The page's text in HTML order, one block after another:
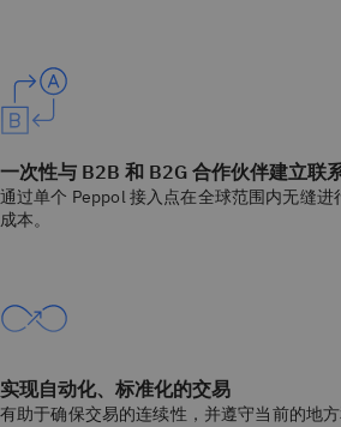
一次性与 B2B 和 B2G 合作伙伴建立联
通过单个 Peppol 接入点在全球范围内无缝
成本。
实现自动化、标准化的交易
有助于确保交易的连续性，并遵守当前的地方